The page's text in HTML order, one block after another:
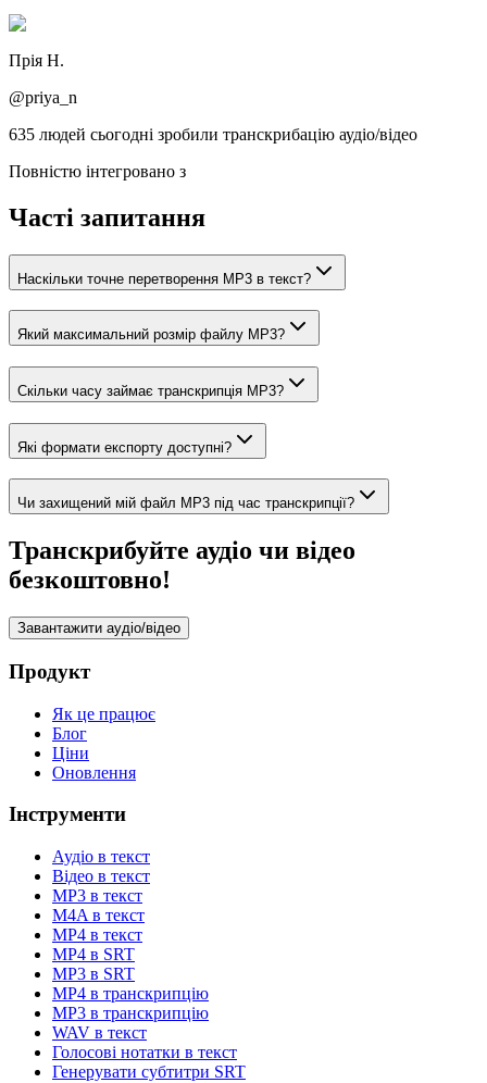
Прія Н.
@priya_n
635 людей сьогодні зробили транскрибацію аудіо/відео
Повністю інтегровано з
Часті запитання
Наскільки точне перетворення MP3 в текст?
Який максимальний розмір файлу MP3?
Скільки часу займає транскрипція MP3?
Які формати експорту доступні?
Чи захищений мій файл MP3 під час транскрипції?
Транскрибуйте аудіо чи відео
безкоштовно!
Завантажити аудіо/відео
Продукт
Як це працює
Блог
Ціни
Оновлення
Інструменти
Аудіо в текст
Відео в текст
MP3 в текст
M4A в текст
MP4 в текст
MP4 в SRT
MP3 в SRT
MP4 в транскрипцію
MP3 в транскрипцію
WAV в текст
Голосові нотатки в текст
Генерувати субтитри SRT